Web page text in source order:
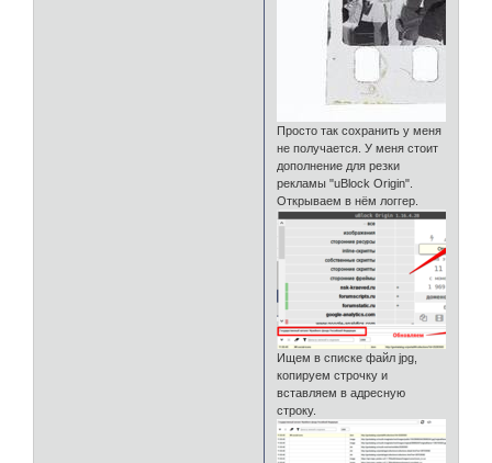
Просто так сохранить у меня
не получается. У меня стоит
дополнение для резки
рекламы "uBlock Origin".
Открываем в нём логгер.
Ищем в списке файл jpg,
копируем строчку и
вставляем в адресную
строку.